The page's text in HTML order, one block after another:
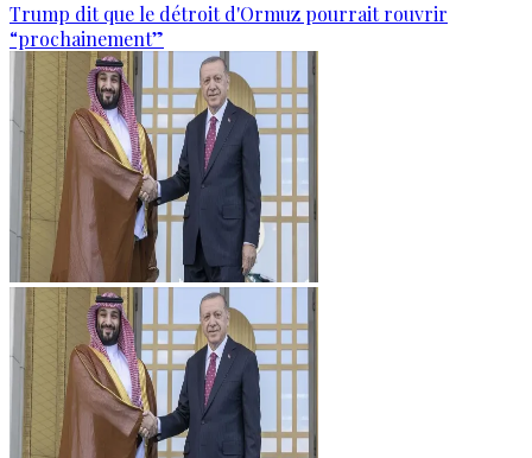
Trump dit que le détroit d'Ormuz pourrait rouvrir
“prochainement”